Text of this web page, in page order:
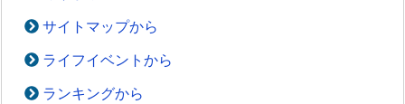
サイトマップから
ライフイベントから
ランキングから